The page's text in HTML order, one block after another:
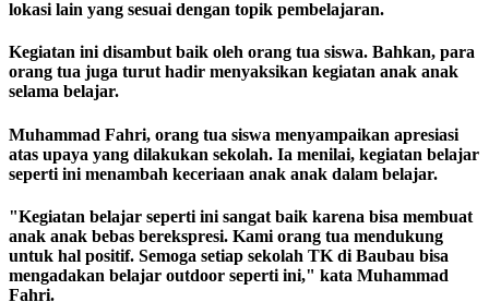
lokasi lain yang sesuai dengan topik pembelajaran.
Kegiatan ini disambut baik oleh orang tua siswa. Bahkan, para
orang tua juga turut hadir menyaksikan kegiatan anak anak
selama belajar.
Muhammad Fahri, orang tua siswa menyampaikan apresiasi
atas upaya yang dilakukan sekolah. Ia menilai, kegiatan belajar
seperti ini menambah keceriaan anak anak dalam belajar.
"Kegiatan belajar seperti ini sangat baik karena bisa membuat
anak anak bebas berekspresi. Kami orang tua mendukung
untuk hal positif. Semoga setiap sekolah TK di Baubau bisa
mengadakan belajar outdoor seperti ini," kata Muhammad
Fahri.